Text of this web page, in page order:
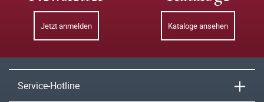
Jetzt anmelden Kataloge ansehen
Service-Hotline